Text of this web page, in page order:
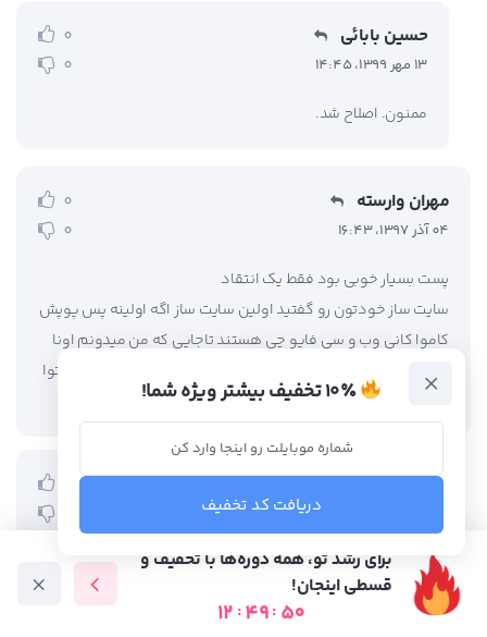
حسین بابائی
13 مهر 1399، 14:45
0
0
ممنون. اصلاح شد.
مهران وارسته
04 آذر 1397، 16:43
0
0
پست بسیار خوبی بود فقط یک انتقاد
سایت ساز خودتون رو گفتید اولین سایت ساز اگه اولینه پس پوپش
کاموا کانی وب و سی فایو چی هستند تاجایی که من میدونم اونا
زودتر از شما سایت ساز راه انداختن شما که اینقدر خوب تولید محتوا
میکنید بد نیست لطفا به این مواردم توجه داشته باشید.
سهیل رهبری
سلام آقای وارسته
میشه که پرتال رو راه اندازی کردیم و واقعاً قدمت بیشتری از
۱۰٪ تخفیف بیشتر ویژه شما!
دریافت کد تخفیف
برای رشد تو، همه دوره‌ها با تخفیف و
قسطی اینجان!
12 :49: 48 دوره آموزشی متخصص ها